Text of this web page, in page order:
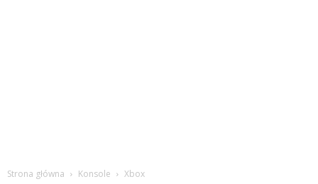
Strona główna Konsole Xbox